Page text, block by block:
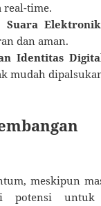
real-time.
Suara
dan aman.
Identitas
mudah
meskipun
potensi untuk